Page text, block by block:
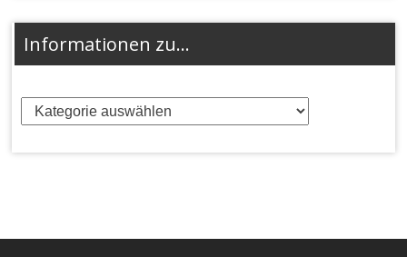
Informationen zu…
Informationen
zu…